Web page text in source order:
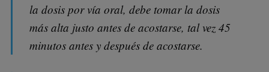
la dosis por vía oral, debe tomar la dosis
más alta justo antes de acostarse, tal vez 45
minutos antes y después de acostarse.